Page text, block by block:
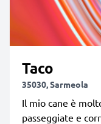
Taco
35030, Sarmeola
Il mio cane è
passeggiate e